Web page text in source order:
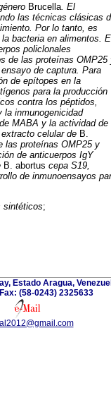
Brucella. El
las técnicas clásicas
Por lo tanto, es
bacteria en alimentos.
policlonales
de las proteínas OMP25
de captura. Para
de epítopes en la
para la producción
contra los péptidos,
la inmunogenicidad
MABA y la actividad de
celular de B.
las proteínas OMP25 y
de anticuerpos IgY
B. abortus cepa S19,
de inmunoensayos
sintéticos;
Estado Aragua,
(58-0243) 2325633